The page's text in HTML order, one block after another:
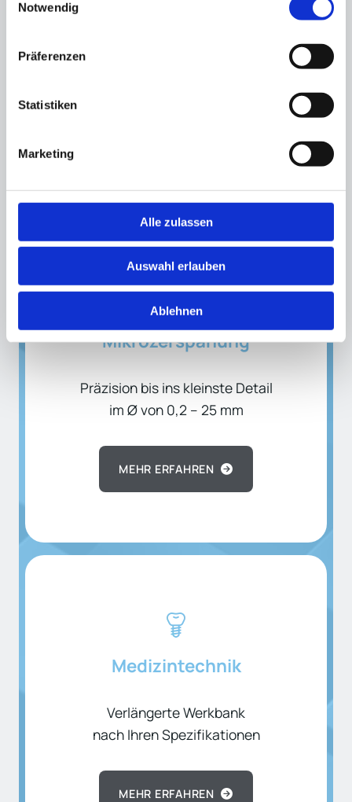
Notwendig
Präferenzen
Statistiken
Marketing
Alle zulassen
Auswahl erlauben
Ablehnen
Mikrozerspanung
Präzision bis ins kleinste Detail
im Ø von 0,2 – 25 mm
MEHR ERFAHREN
Medizintechnik
Verlängerte Werkbank
nach Ihren Spezifikationen
MEHR ERFAHREN